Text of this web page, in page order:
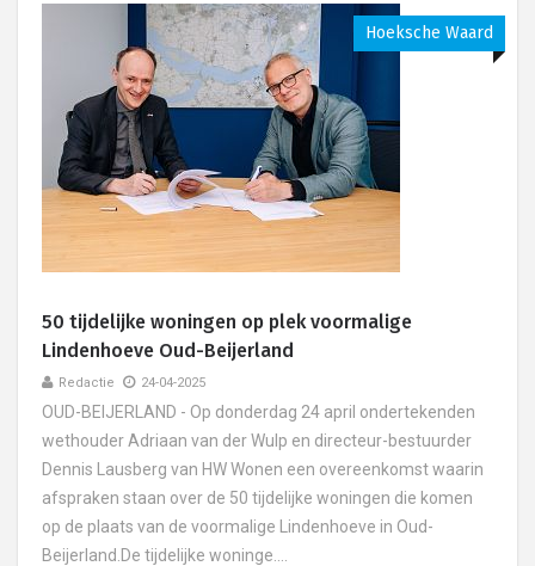
Hoeksche Waard
50 tijdelijke woningen op plek voormalige
Lindenhoeve Oud-Beijerland
Redactie 24-04-2025
OUD-BEIJERLAND - Op donderdag 24 april ondertekenden
wethouder Adriaan van der Wulp en directeur-bestuurder
Dennis Lausberg van HW Wonen een overeenkomst waarin
afspraken staan over de 50 tijdelijke woningen die komen
op de plaats van de voormalige Lindenhoeve in Oud-
Beijerland.De tijdelijke woninge....